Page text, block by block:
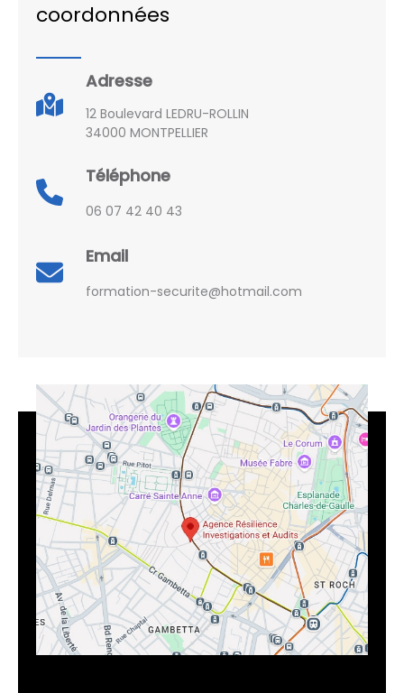
coordonnées
Adresse
12 Boulevard LEDRU-ROLLIN
34000 MONTPELLIER
Téléphone
06 07 42 40 43
Email
formation-securite@hotmail.com